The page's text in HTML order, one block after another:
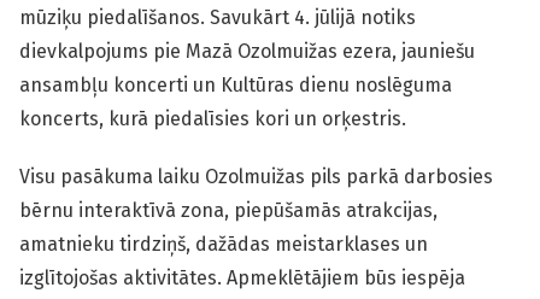
mūziķu piedalīšanos. Savukārt 4. jūlijā notiks
dievkalpojums pie Mazā Ozolmuižas ezera, jauniešu
ansambļu koncerti un Kultūras dienu noslēguma
koncerts, kurā piedalīsies kori un orķestris.
Visu pasākuma laiku Ozolmuižas pils parkā darbosies
bērnu interaktīvā zona, piepūšamās atrakcijas,
amatnieku tirdziņš, dažādas meistarklases un
izglītojošas aktivitātes. Apmeklētājiem būs iespēja